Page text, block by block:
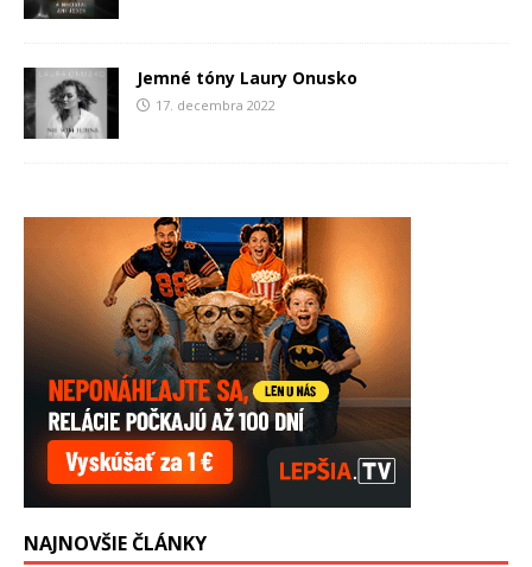
Jemné tóny Laury Onusko
17. decembra 2022
NAJNOVŠIE ČLÁNKY